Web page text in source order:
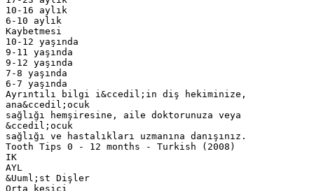
10-16 aylık
6-10 aylık
Kaybetmesi
10-12 yaşında
9-11 yaşında
9-12 yaşında
7-8 yaşında
6-7 yaşında
Ayrıntılı bilgi i&ccedil;in diş hekiminize,
ana&ccedil;ocuk
sağlığı hemşiresine, aile doktorunuza veya
&ccedil;ocuk
sağlığı ve hastalıkları uzmanına danışınız.
Tooth Tips 0 - 12 months - Turkish (2008)
IK
AYL
&Uuml;st Dişler
Orta kesici